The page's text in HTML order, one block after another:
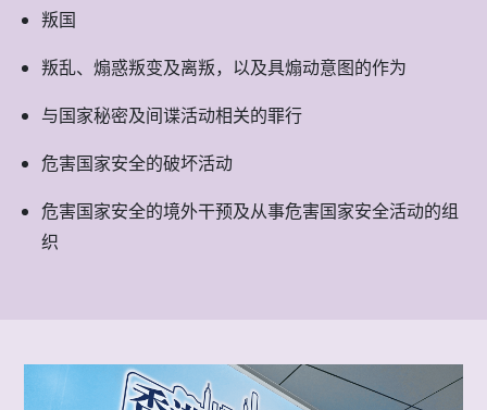
叛国
叛乱、煽惑叛变及离叛，以及具煽动意图的作为
与国家秘密及间谍活动相关的罪行
危害国家安全的破坏活动
危害国家安全的境外干预及从事危害国家安全活动的组
织